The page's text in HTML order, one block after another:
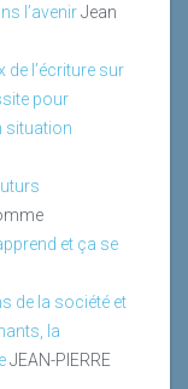
l’avenirJean
de l’écriture sur
pour
situation
et ça se
de la société et
la
JEAN-PIERRE